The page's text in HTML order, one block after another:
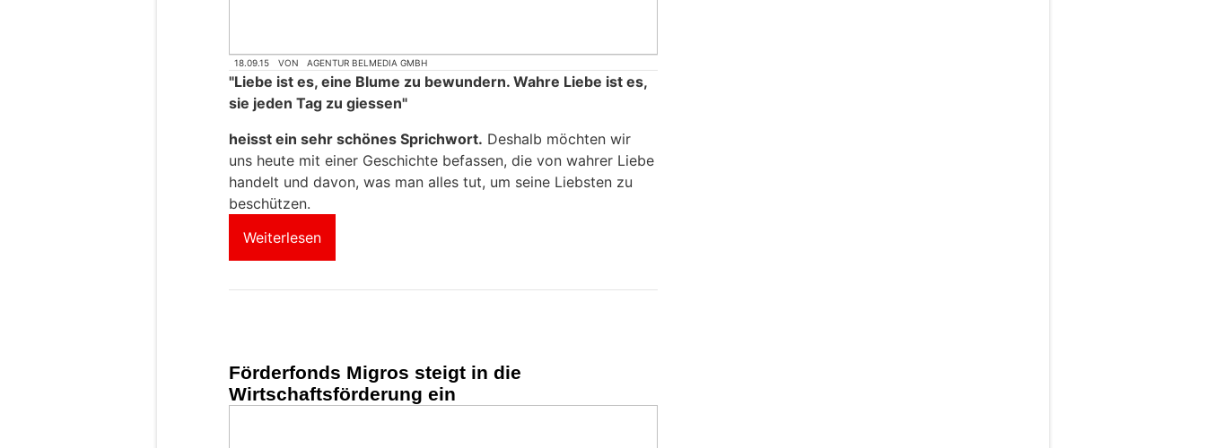
18.09.15 VON AGENTUR BELMEDIA GMBH
"Liebe ist es, eine Blume zu bewundern. Wahre Liebe ist es,
sie jeden Tag zu giessen"
heisst ein sehr schönes Sprichwort. Deshalb möchten wir
uns heute mit einer Geschichte befassen, die von wahrer Liebe
handelt und davon, was man alles tut, um seine Liebsten zu
beschützen.
Weiterlesen
Förderfonds Migros steigt in die
Wirtschaftsförderung ein